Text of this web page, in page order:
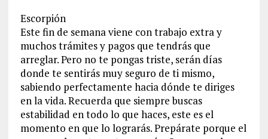
Escorpión
Este fin de semana viene con trabajo extra y
muchos trámites y pagos que tendrás que
arreglar. Pero no te pongas triste, serán días
donde te sentirás muy seguro de ti mismo,
sabiendo perfectamente hacia dónde te diriges
en la vida. Recuerda que siempre buscas
estabilidad en todo lo que haces, este es el
momento en que lo lograrás. Prepárate porque el